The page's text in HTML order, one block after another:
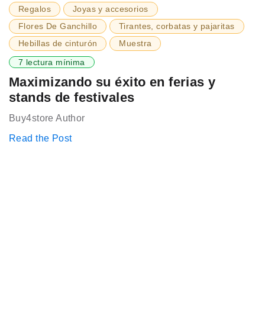
Regalos
Joyas y accesorios
Flores De Ganchillo
Tirantes, corbatas y pajaritas
Hebillas de cinturón
Muestra
7 lectura mínima
Maximizando su éxito en ferias y
stands de festivales
Buy4store Author
Read the Post